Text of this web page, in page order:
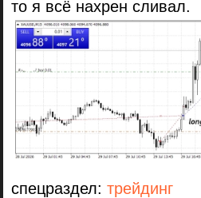
то я всё нахрен сливал.
спецраздел: трейдинг